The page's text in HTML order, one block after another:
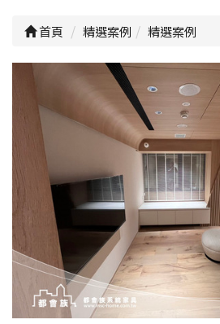
首頁 精選案例 精選案例